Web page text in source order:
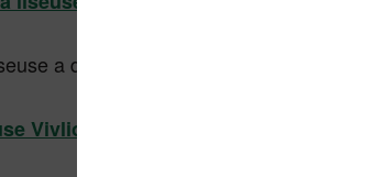
a depuis été remplacée par la
Vivlio Touch Lux 4 chez Cultura